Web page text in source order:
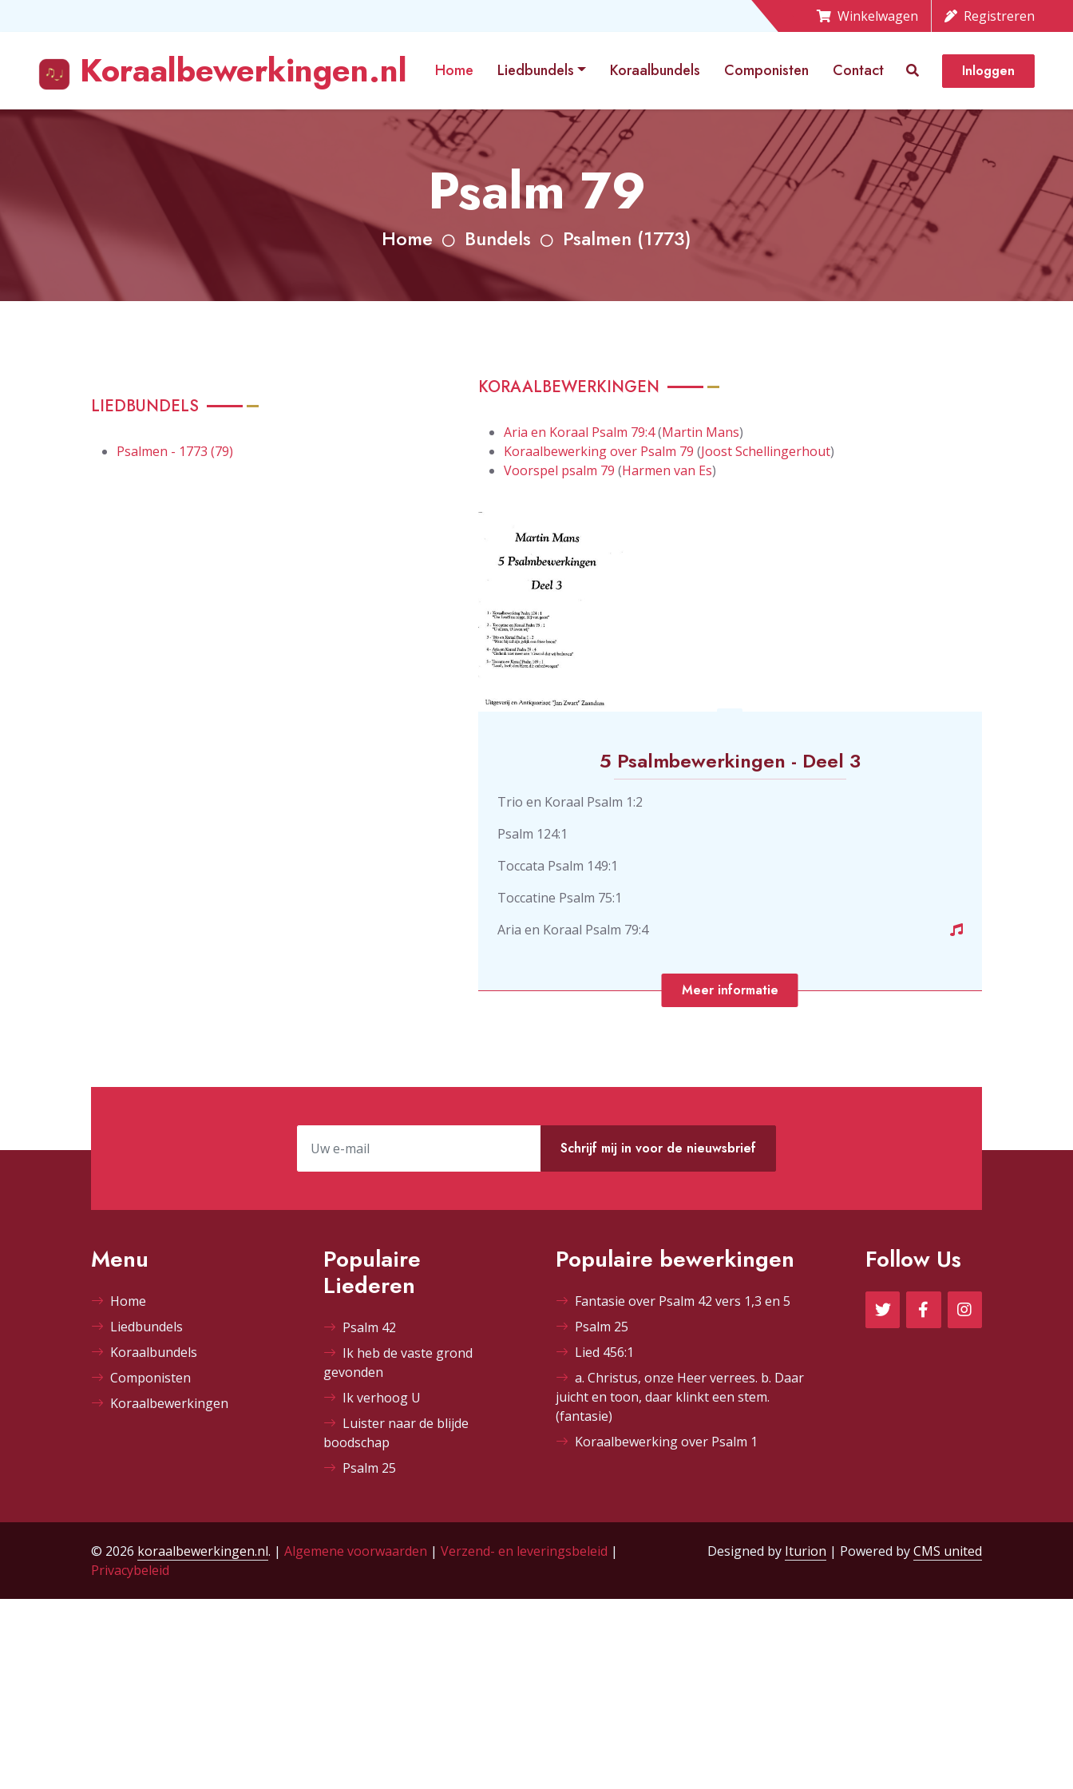
Winkelwagen Registreren
Koraalbewerkingen.nl Home Liedbundels Koraalbundels Componisten Contact Inloggen
Psalm 79
Home Bundels Psalmen (1773)
LIEDBUNDELS
Psalmen - 1773 (79)
KORAALBEWERKINGEN
Aria en Koraal Psalm 79:4(Martin Mans)
Koraalbewerking over Psalm 79 (Joost Schellingerhout)
Voorspel psalm 79 (Harmen van Es)
5 Psalmbewerkingen - Deel 3
Trio en Koraal Psalm 1:2
Psalm 124:1
Toccata Psalm 149:1
Toccatine Psalm 75:1
Aria en Koraal Psalm 79:4
Meer informatie
Schrijf mij in voor de nieuwsbrief
Menu
Home
Liedbundels
Koraalbundels
Componisten
Koraalbewerkingen
Populaire
Liederen
Psalm 42
Ik heb de vaste grond
gevonden
Ik verhoog U
Luister naar de blijde
boodschap
Psalm 25
Populaire bewerkingen
Fantasie over Psalm 42 vers 1,3 en 5
Psalm 25
Lied 456:1
a. Christus, onze Heer verrees. b. Daar
juicht en toon, daar klinkt een stem.
(fantasie)
Koraalbewerking over Psalm 1
Follow Us
© 2026 koraalbewerkingen.nl. | Algemene voorwaarden | Verzend- en leveringsbeleid |
Privacybeleid
Designed by Iturion | Powered byCMS united